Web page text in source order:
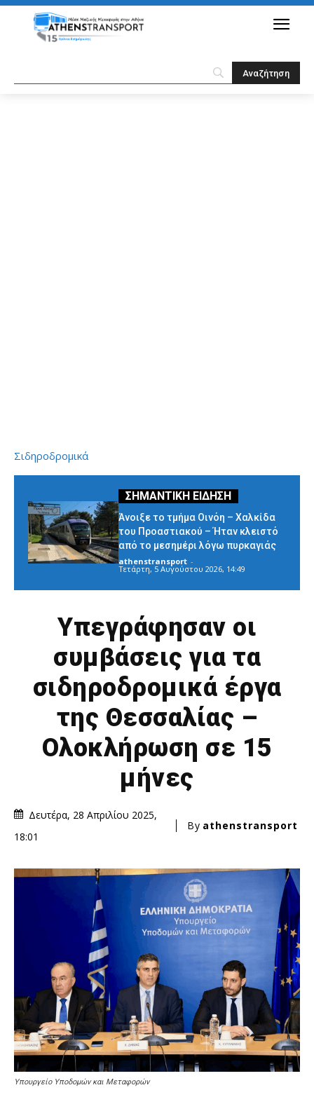
Σιδηροδρομικά
Άνοιξε το τμήμα Οινόη – Χαλκίδα
του Προαστιακού – Ήταν κλειστό
από το μεσημέρι λόγω πυρκαγιάς
athenstransport -
Τετάρτη, 5 Αυγούστου 2026, 14:49
Υπεγράφησαν οι
συμβάσεις για τα
σιδηροδρομικά έργα
της Θεσσαλίας –
Ολοκλήρωση σε 15
μήνες
Δευτέρα, 28 Απριλίου 2025,
18:01
By athenstransport
Υπουργείο Υποδομών και Μεταφορών